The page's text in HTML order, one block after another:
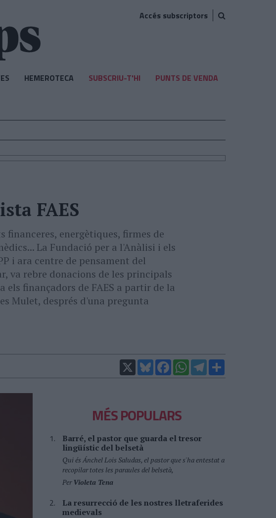
Accés subscriptors
HEMEROTECA SUBSCRIU-T'HI PUNTS DE VENDA
FAES
energètiques, firmes de
La Fundació per a l'Anàlisi i els
i ara centre de pensament del
va rebre donacions de les principals
els finançadors de FAES a partir de la
Mulet, després d'una pregunta
X BlueskyFacebookWhatsAppTelegram
MÉS POPULARS
Barré, el pastor que guarda el tresor
lingüístic del belsetà
Qui és Ánchel Lois Saludas, el pastor que s'ha entestat a
recopilar totes les paraules del belsetà,
PerVioleta Tena
La resurrecció de les nostres lletraferides
medievals